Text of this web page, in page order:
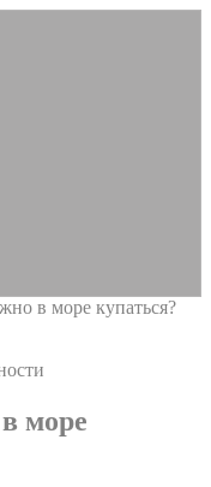
в море купаться?
море